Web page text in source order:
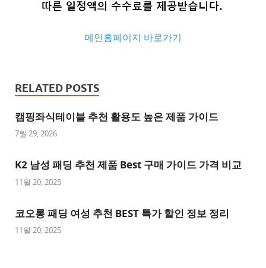
메인홈페이지 바로가기
사
이
트
천
사
트
1
RELATED POSTS
캠핑좌식테이블 추천 활용도 높은 제품 가이드
7월 29, 2026
K2 남성 패딩 추천 제품 Best 구매 가이드 가격 비교
11월 20, 2025
코오롱 패딩 여성 추천 BEST 특가 할인 정보 정리
11월 20, 2025